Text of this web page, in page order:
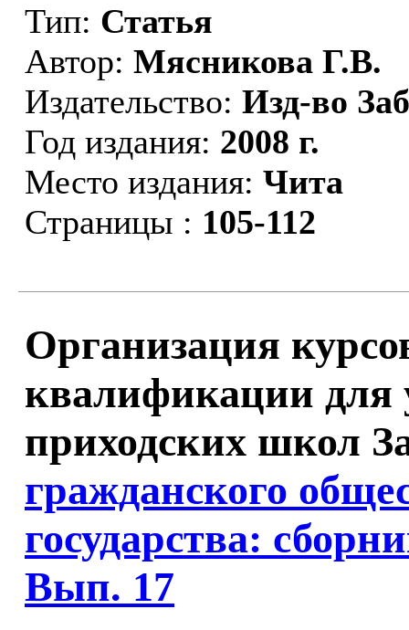
Тип: Статья
Автор: Мясникова Г.В.
Издательство: Изд-во
Год издания: 2008 г.
Место издания: Чита
Страницы : 105-112
Организация
квалификации для
приходских школ
гражданского
государства:
Вып. 17